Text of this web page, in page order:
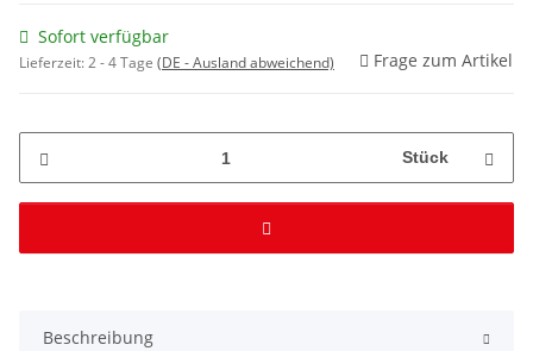
Sofort verfügbar
Lieferzeit:2 - 4 Tage (DE - Ausland abweichend) Frage zum Artikel
Stück
Beschreibung